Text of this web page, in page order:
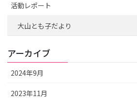
活動レポート
大山とも子だより
アーカイブ
2024年9月
2023年11月